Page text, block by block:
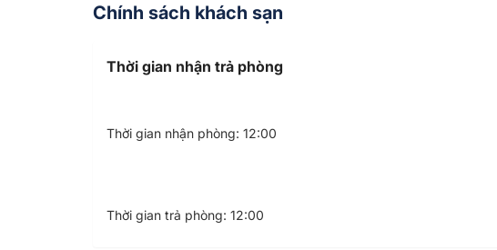
Chính sách khách sạn
Thời gian nhận trả phòng
Thời gian nhận phòng: 12:00
Thời gian trả phòng: 12:00